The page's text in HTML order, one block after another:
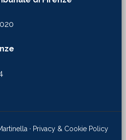
· Privacy & Cookie Policy